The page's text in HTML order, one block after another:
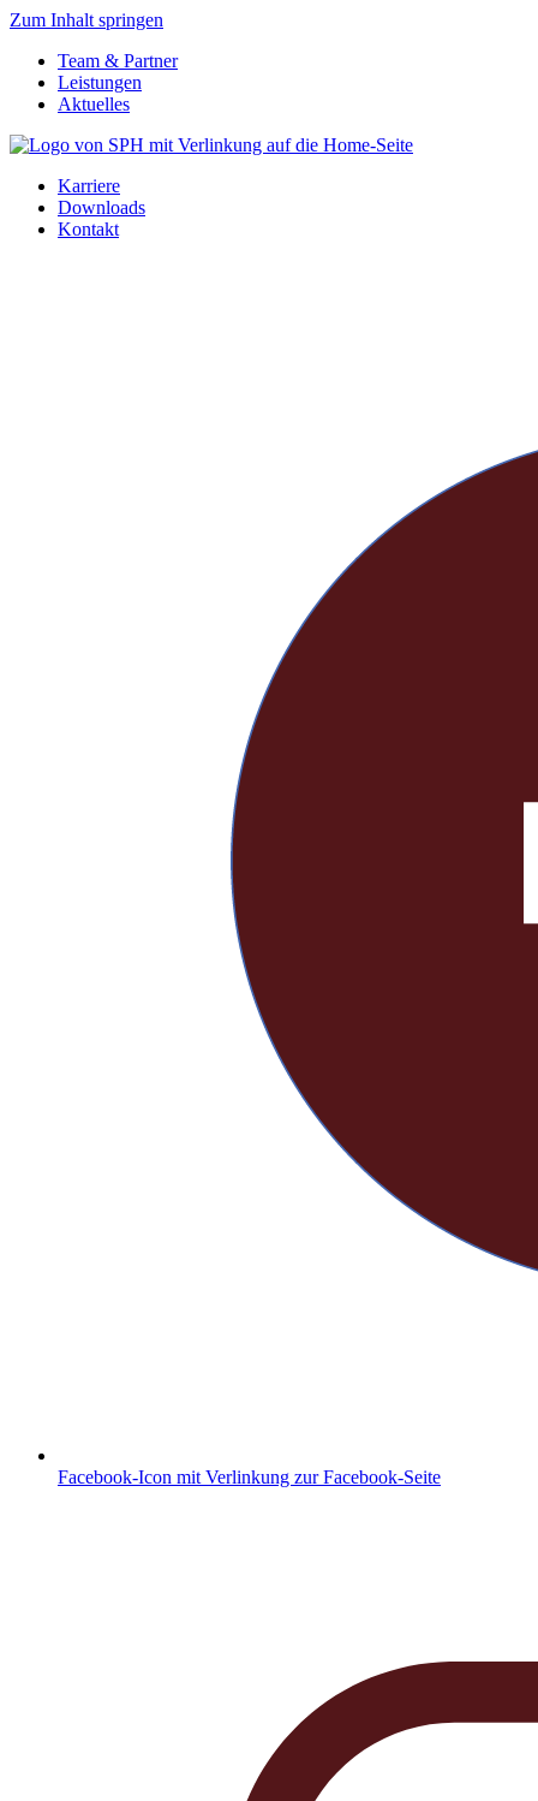
Zum Inhalt springen
Team & Partner
Leistungen
Aktuelles
Karriere
Downloads
Kontakt
Facebook-Icon mit Verlinkung zur Facebook-Seite